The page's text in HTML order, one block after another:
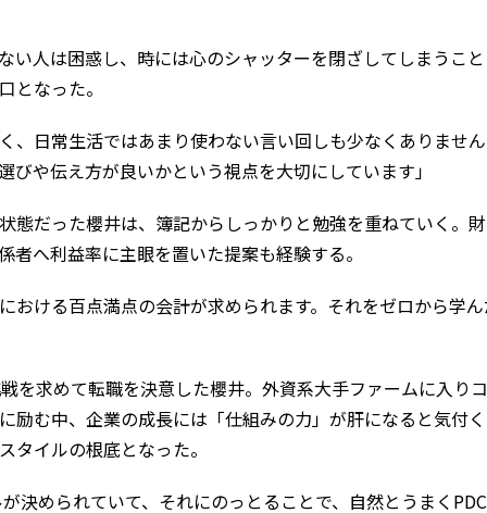
い人は困惑し、時には心のシャッターを閉ざしてしまうこ
となった。
、日常生活ではあまり使わない言い回しも少なくありませ
や伝え方が良いかという視点を大切にしています」
態だった櫻井は、簿記からしっかりと勉強を重ねていく。
へ利益率に主眼を置いた提案も経験する。
おける百点満点の会計が求められます。それをゼロから学
を求めて転職を決意した櫻井。外資系大手ファームに入り
励む中、企業の成長には「仕組みの力」が肝になると気付
タイルの根底となった。
決められていて、それにのっとることで、自然とうまく